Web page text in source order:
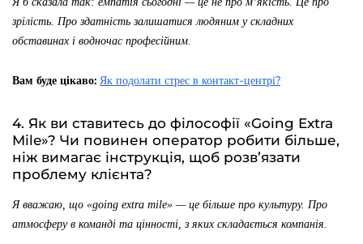
зрілість. Про здатність залишатися людяним у складних
обставинах і водночас професійним.
Вам буде цікаво: Як подолати стрес в контакт-центрі?
4. Як ви ставитесь до філософії «Going Extra
Mile»? Чи повинен оператор робити більше,
ніж вимагає інструкція, щоб розв’язати
проблему клієнта?
Я вважаю, що «going extra mile» — це більше про культуру. Про
атмосферу в команді та цінності, з яких складається компанія.